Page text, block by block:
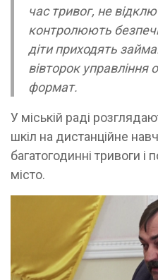
час тривог, не
контролюють
діти приходять
вівторок управління
формат.
У міській раді
шкіл на дистанційне
багатогодинні тривоги і
місто.